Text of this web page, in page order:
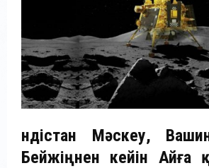
Үндістан Мәскеу,
Бейжіңнен кейін Айға